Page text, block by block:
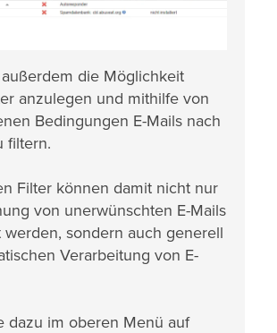
die Möglichkeit
anzulegen und mithilfe von
Bedingungen E-Mails nach
filtern.
Filter können damit nicht nur
von unerwünschten E-Mails
sondern auch generell
Verarbeitung von E-
dazu im oberen Menü auf